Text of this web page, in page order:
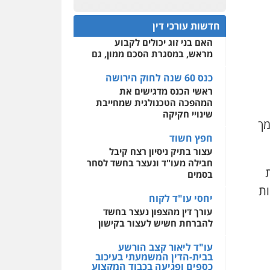
ומעצרים סייבר ניהול
משברים פליליים
0506355388
עו"ד דרוויש נאשף
פלילי פשיעה חמורה
אדם
0527448141
חליל ביאדי – משרד
עורכי דין
פלילי דיני תעבורה מעצרים
0509636895
עו"ד איהאב זבידאת
פשע עבירות המתה
עבירות מין
0522508109
אחסון אתרים
מהירות הגנה גיבוי
לעורכי דין
מרכז התחלה חדשה
שירותים מקצועיים לעורכי
דין
0544500346
חדשות עורכי דין
המתח שבין חוק יחסי ממון
לבין חוק הירושה
האם בני זוג יכולים לקבוע
מראש, במסגרת הסכם ממון, גם
כנס 60 שנה לחוק הירושה
ראשי הכנס מדגישים את
המהפכה הטכנולגית שמחייבת
שינויי חקיקה
חפץ חשוד
עצור בתיק ניסיון רצח קיבל
חבילה מעו"ד ונעצר בחשד לסחר
בסמים
יחסי עו"ד לקוח
עורך דין מהצפון נעצר בחשד
להברחת חשיש לעצור בקישון
עו"ד ליאור קצב הורשע
בבית-הדין המשמעתי בעיכוב
כספים ופגיעה בכבוד המקצוע